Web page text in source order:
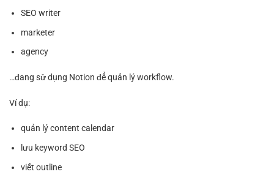
SEO writer
marketer
agency
…đang sử dụng Notion để quản lý workflow.
Ví dụ:
quản lý content calendar
lưu keyword SEO
viết outline